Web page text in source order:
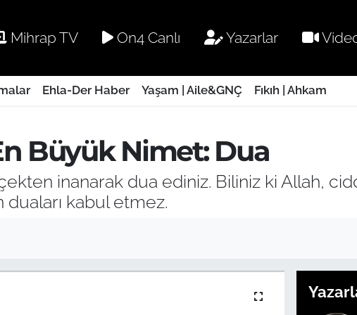
Mihrap TV On4 Canlı Yazarlar
Ehla-Der Haber Yaşam | Aile&GNÇ Fıkıh | Ahkam
Büyük Nimet: Dua
inanarak dua ediniz. Biliniz ki Allah,
duaları kabul etmez.